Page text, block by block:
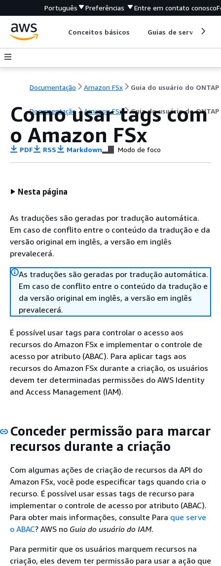
Português Preferências Entre em contato conosco
Conceitos básicos Guias de serviço
Documentação Amazon FSx Guia do usuário do ONTAP
Documentação Amazon FSx Guia do usuário do ONTAP
Como usar tags com
o Amazon FSx
PDF RSS Markdown Modo de foco
Nesta página
As traduções são geradas por tradução automática.
Em caso de conflito entre o conteúdo da tradução e da
versão original em inglês, a versão em inglês
prevalecerá.
As traduções são geradas por tradução automática.
Em caso de conflito entre o conteúdo da tradução e
da versão original em inglês, a versão em inglês
prevalecerá.
É possível usar tags para controlar o acesso aos
recursos do Amazon FSx e implementar o controle de
acesso por atributo (ABAC). Para aplicar tags aos
recursos do Amazon FSx durante a criação, os usuários
devem ter determinadas permissões do AWS Identity
and Access Management (IAM).
Conceder permissão para marcar
recursos durante a criação
Com algumas ações de criação de recursos da API do
Amazon FSx, você pode especificar tags quando cria o
recurso. É possível usar essas tags de recurso para
implementar o controle de acesso por atributo (ABAC).
Para obter mais informações, consulte Para que serve
o ABAC? AWS no Guia do usuário do IAM.
Para permitir que os usuários marquem recursos na
criação, eles devem ter permissão para usar a ação que